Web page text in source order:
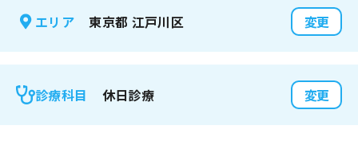
お知らせ
エリア 東京都 江戸川区 変更
診療科目 休日診療 変更